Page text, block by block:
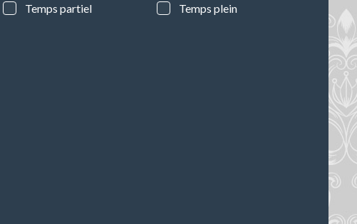
Temps partiel Temps plein